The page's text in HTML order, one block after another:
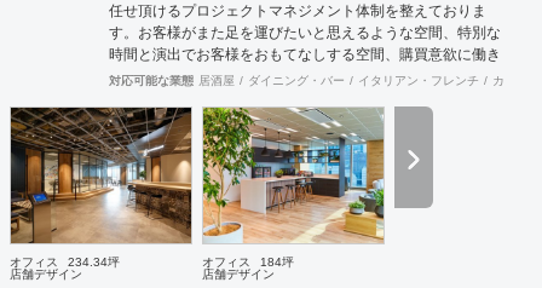
任せ頂けるプロジェクトマネジメント体制を整えておりま
す。お客様がまた足を運びたいと思えるような空間、特別な
時間と演出でお客様をおもてなしする空間、購買意欲に働き
かけるレイアウトとVMD、ブランド力を高める空間演出な
持っております。 ご希望されるイメージ、コストに関する不
安要素、 新規オープン、移転・改装に関するスケジュール、
ほか不明点など、まずはお気軽にお問い合わせください。
対応可能な業態 居酒屋 ダイニング・バー イタリアン・フレンチ カフェ
オフィス
234.34坪
店舗デザイン
オフィス
184坪
店舗デザイン